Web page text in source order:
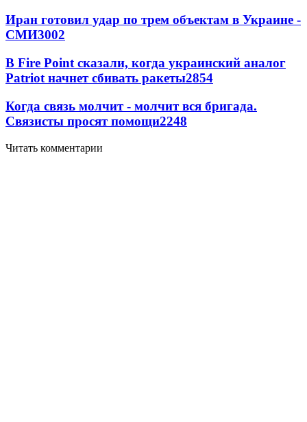
Иран готовил удар по трем объектам в Украине -
СМИ3002
В Fire Point сказали, когда украинский аналог
Patriot начнет сбивать ракеты2854
Когда связь молчит - молчит вся бригада.
Связисты просят помощи2248
Читать комментарии